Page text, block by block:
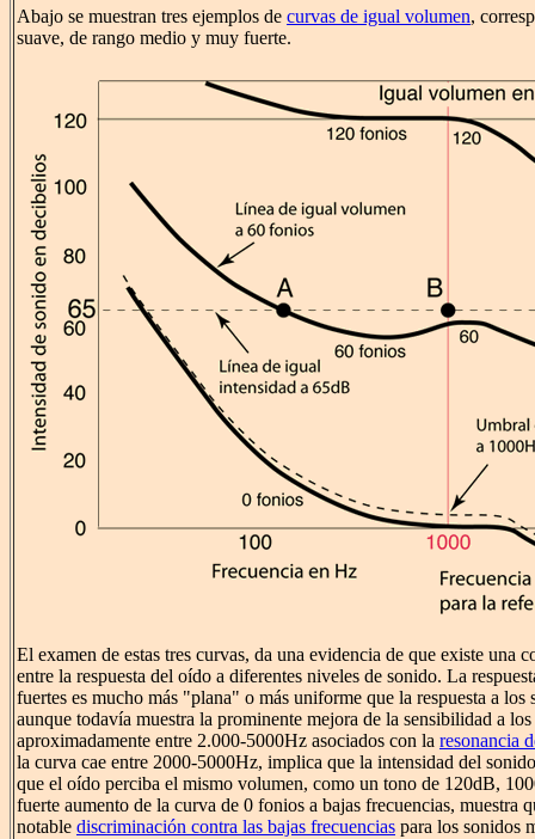
Abajo se muestran tres ejemplos de curvas de igual volumen,
suave, de rango medio y muy fuerte.
El examen de estas tres curvas, da una evidencia de que existe una
entre la respuesta del oído a diferentes niveles de sonido. La
fuertes es mucho más "plana" o más uniforme que la respuesta a los
aunque todavía muestra la prominente mejora de la sensibilidad a
aproximadamente entre 2.000-5000Hz asociados con la resonancia
la curva cae entre 2000-5000Hz, implica que la intensidad del
que el oído perciba el mismo volumen, como un tono de 120dB,
fuerte aumento de la curva de 0 fonios a bajas frecuencias, muestra
notable discriminación contra las bajas frecuencias para los sonidos